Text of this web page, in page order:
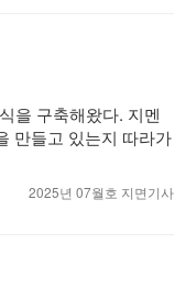
을 구축해왔다. 지멘
만들고 있는지 따라가
2025년 07월호 지면기사